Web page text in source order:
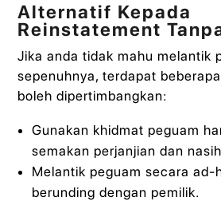
Alternatif Kepada
Reinstatement
Jika anda tidak mahu melantik
sepenuhnya, terdapat
boleh dipertimbangkan:
Gunakan khidmat peguam
semakan perjanjian dan
Melantik peguam secara ad-
berunding dengan pemilik.